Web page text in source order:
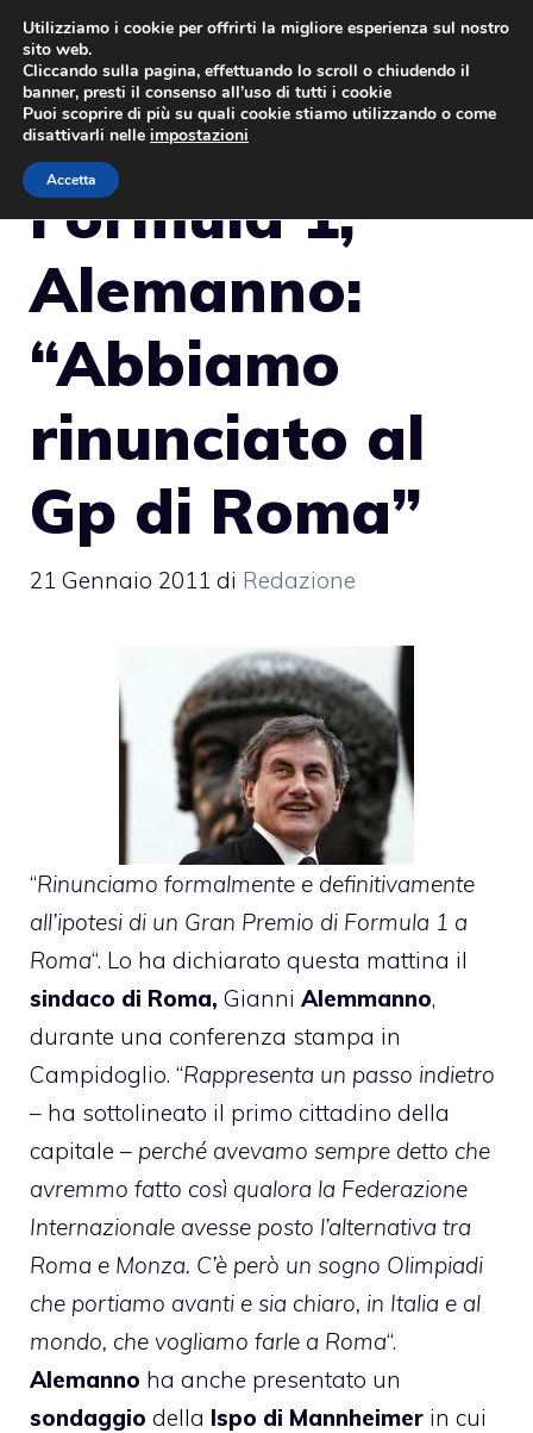
Vai
contenuto
Formula 1,
Alemanno:
“Abbiamo
rinunciato al
Gp di Roma”
21 Gennaio 2011 di Redazione
“Rinunciamo formalmente e definitivamente
all’ipotesi di un Gran Premio di Formula 1 a
Roma“. Lo ha dichiarato questa mattina il
sindaco di Roma, Gianni Alemmanno,
durante una conferenza stampa in
Campidoglio. “Rappresenta un passo indietro
– ha sottolineato il primo cittadino della
capitale – perché avevamo sempre detto che
avremmo fatto così qualora la Federazione
Internazionale avesse posto l’alternativa tra
Roma e Monza. C’è però un sogno Olimpiadi
che portiamo avanti e sia chiaro, in Italia e al
mondo, che vogliamo farle a Roma“.
Alemanno ha anche presentato un
sondaggio della Ispo di Mannheimer in cui
Utilizziamo i cookie per offrirti la migliore esperienza sul nostro
sito web.
Cliccando sulla pagina, effettuando lo scroll o chiudendo il
banner, presti il consenso all’uso di tutti i cookie
Puoi scoprire di più su quali cookie stiamo utilizzando o come
disattivarli nelle impostazioni
Accetta